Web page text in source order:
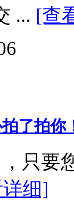
... [查
了拍你
只要
细]